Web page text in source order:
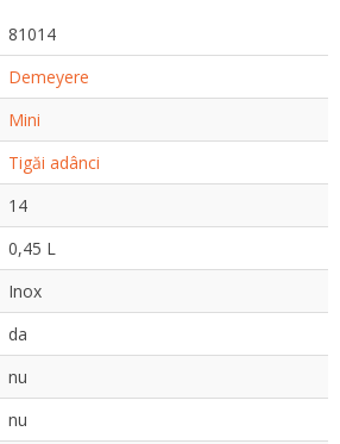
81014
Demeyere
Mini
Tigăi adânci
14
0,45 L
Inox
da
nu
nu